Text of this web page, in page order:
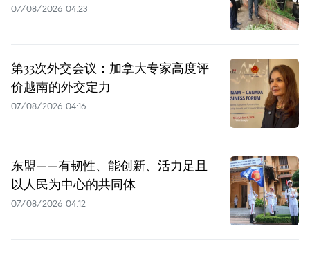
07/08/2026 04:23
第33次外交会议：加拿大专家高度评
价越南的外交定力
07/08/2026 04:16
东盟——有韧性、能创新、活力足且
以人民为中心的共同体
07/08/2026 04:12